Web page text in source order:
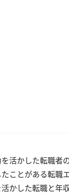
活かした転職者
ことがある転職
かした転職と年